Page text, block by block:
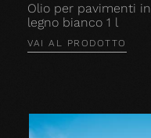
Olio per pavimenti in
legno bianco 1 l
VAI AL PRODOTTO